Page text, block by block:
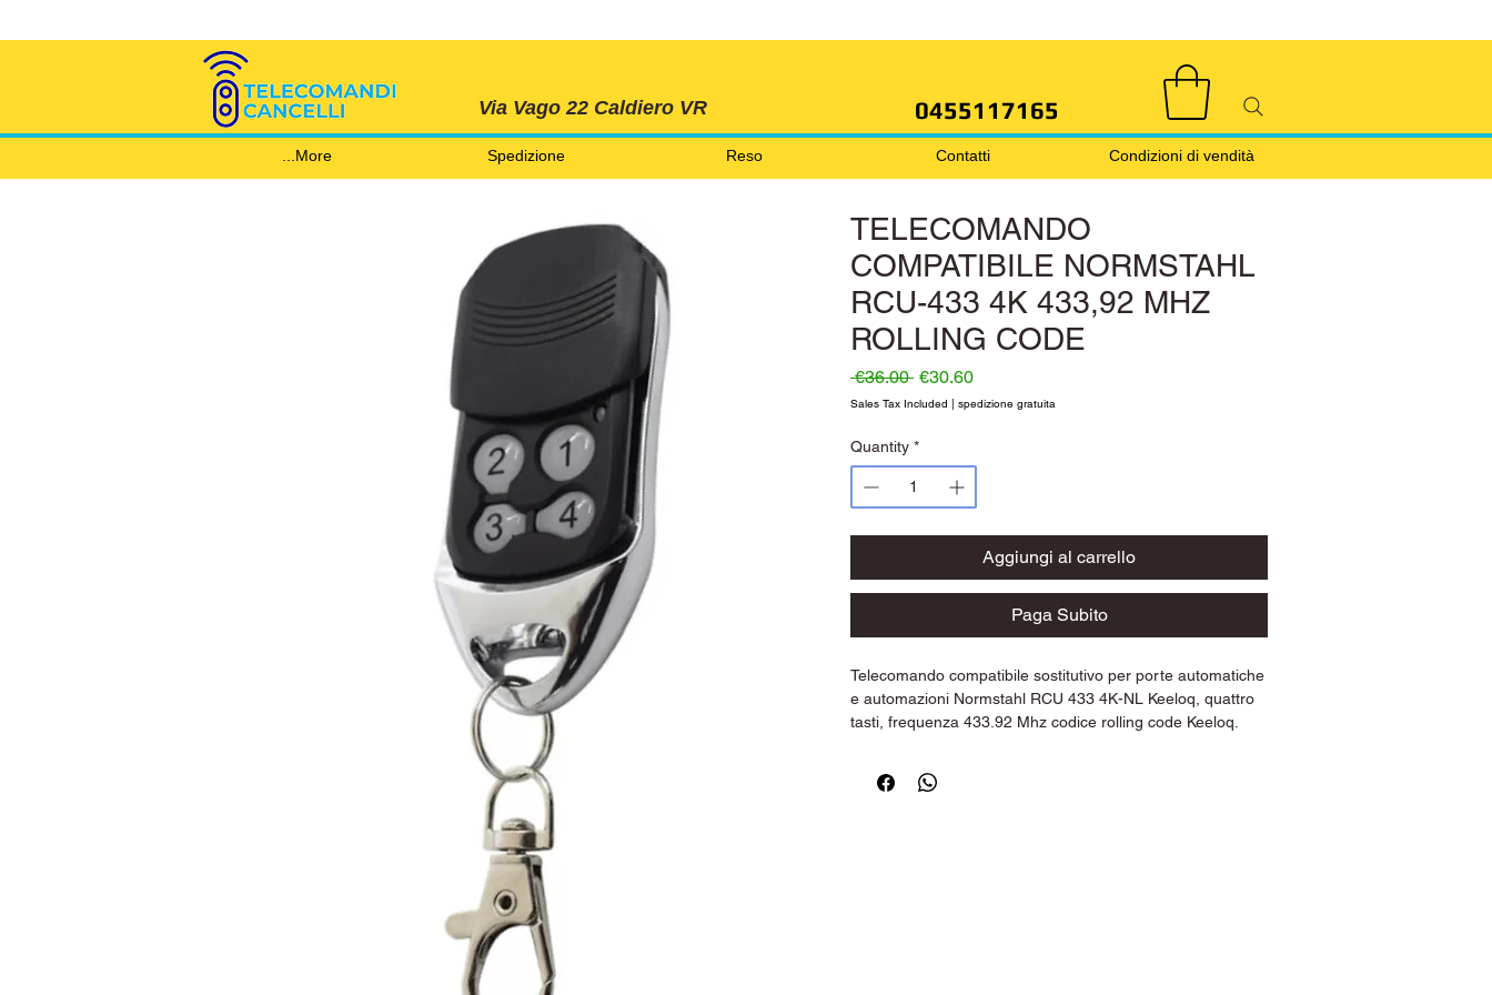
Via Vago 22 Caldiero VR 0455117165
Condizioni di vendità
Contatti
Reso
Spedizione
More...
TELECOMANDO
COMPATIBILE NORMSTAHL
RCU-433 4K 433,92 MHZ
ROLLING CODE
€36.00 Regular Price
€30.60Sale Price
Sales Tax Included | spedizione gratuita
Quantity *
Aggiungi al carrello
Paga Subito
Telecomando compatibile sostitutivo per porte automatiche
e automazioni Normstahl RCU 433 4K-NL Keeloq, quattro
tasti, frequenza 433.92 Mhz codice rolling code Keeloq.